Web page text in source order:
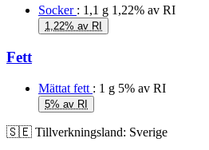
Socker : 1,1 g 1,22% av RI
1,22% av RI
Fett
Mättat fett : 1 g 5% av RI
5% av RI
🇸🇪 Tillverkningsland: Sverige